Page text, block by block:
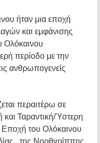
ήταν μια εποχή
και εμφάνισης
Ολόκαινου
περίοδο με την
ανθρωπογενείς
περαιτέρω σε
και Ταραντική/Ύστερη
του Ολόκαινου
, της Νορθγρίππης